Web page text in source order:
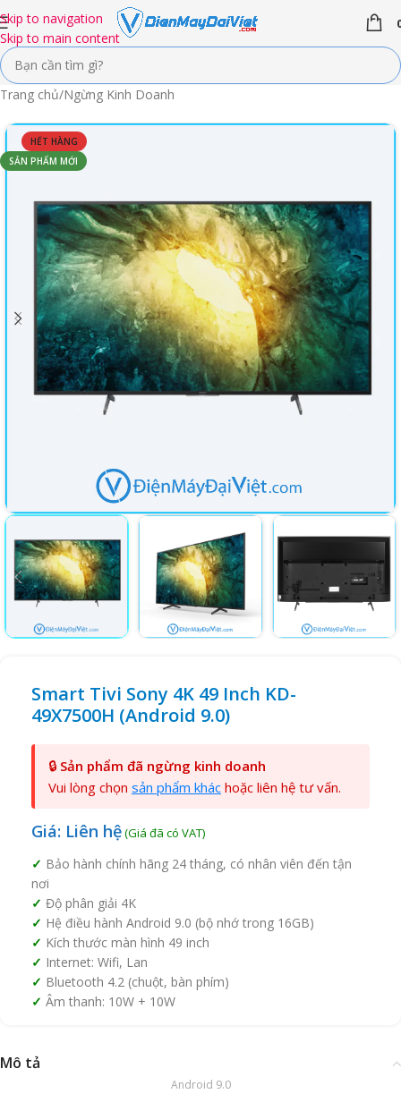
Skip to navigation
Skip to main content
Trang chủ/Ngừng Kinh Doanh
HẾT HÀNG
SẢN PHẨM MỚI
Smart Tivi Sony 4K 49 Inch KD-
49X7500H (Android 9.0)
🔒 Sản phẩm đã ngừng kinh doanh
Vui lòng chọn sản phẩm khác hoặc liên hệ tư vấn.
Giá: Liên hệ
Bảo hành chính hãng 24 tháng, có nhân viên đến tận
nơi
Độ phân giải 4K
Hệ điều hành Android 9.0 (bộ nhớ trong 16GB)
Kích thước màn hình 49 inch
Internet: Wifi, Lan
Bluetooth 4.2 (chuột, bàn phím)
Âm thanh: 10W + 10W
Mô tả
Android 9.0